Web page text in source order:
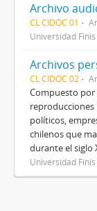
Archivo
CL CIDOC 01
Universidad
Archivos
CL CIDOC 02
Compuesto
políticos,
chilenos que
durante el siglo
Universidad